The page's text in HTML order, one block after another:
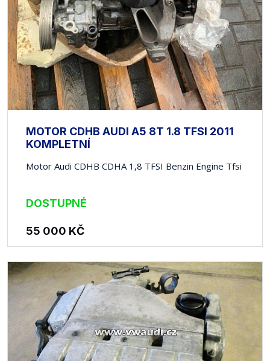
MOTOR CDHB AUDI A5 8T 1.8 TFSI 2011
KOMPLETNÍ
Motor Audi CDHB CDHA 1,8 TFSI Benzin Engine Tfsi
DOSTUPNÉ
55 000 KČ